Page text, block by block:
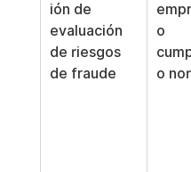
ión de
evaluación
de riesgos
de fraude
o
o